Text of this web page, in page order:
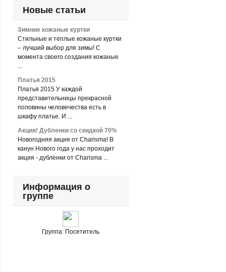
Новые статьи
Зимние кожаные куртки
Стильные и теплые кожаные куртки
– лучший выбор для зимы! С
момента своего создания кожаные
...
Платья 2015
Платья 2015 У каждой
представительницы прекрасной
половины человечества есть в
шкафу платье. И ...
Акция! Дубленки со скидкой 70%
Новогодняя акция от Charisma! В
канун Нового года у нас проходит
акция - дубленки от Charisma ...
Информация о
группе
Группа: Посетитель